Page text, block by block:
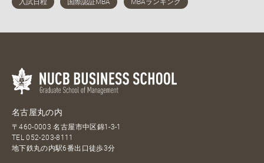
名古屋丸の内
〒460-0003 名古屋市中区錦1-3-1
TEL052-203-8111
地下鉄丸の内駅6番出口徒歩3分